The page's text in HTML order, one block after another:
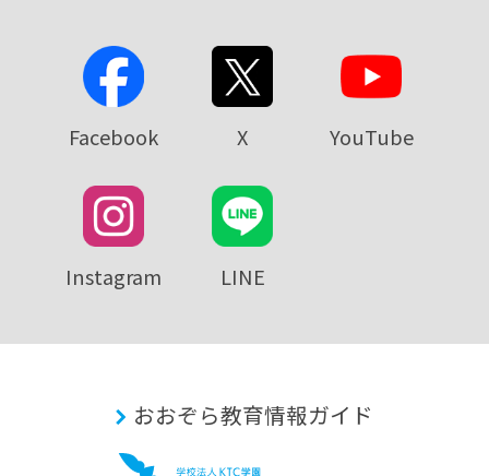
Facebook X YouTube
Instagram LINE
おおぞら教育情報ガイド